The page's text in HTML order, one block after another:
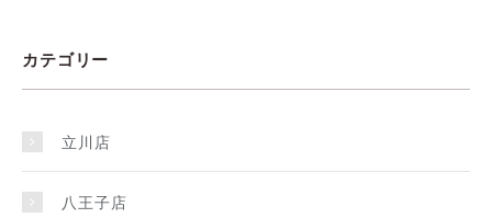
カテゴリー
立川店
八王子店